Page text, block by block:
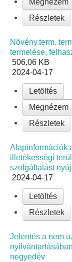
Megnézem
Részletek
Növény.term.
termelése,
506.06 KB
2024-04-17
Letöltés
Megnézem
Részletek
Alapinformációk
illetékességi
szolgáltatást
2024-04-17
Letöltés
Részletek
Jelentés a nem
negyedév